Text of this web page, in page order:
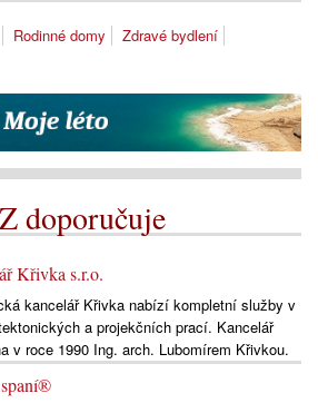
Rodinné domy
Zdravé bydlení
doporučuje
Křivka s.r.o.
kancelář Křivka nabízí kompletní služby v
a projekčních prací. Kancelář
v roce 1990 Ing. arch. Lubomírem Křivkou.